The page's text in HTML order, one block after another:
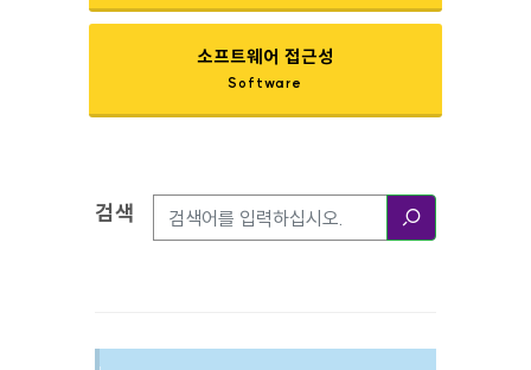
소프트웨어 접근성
Software
검색옵션
검색